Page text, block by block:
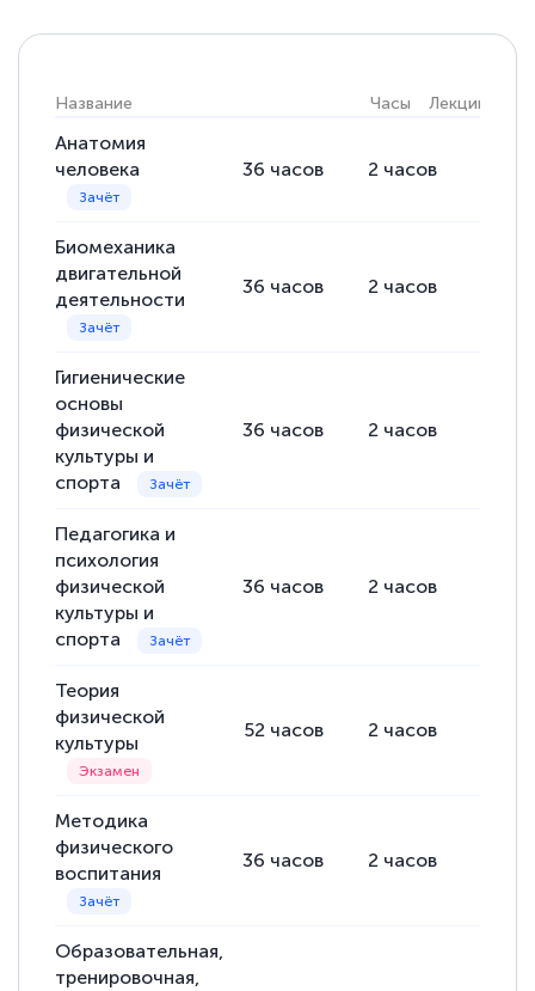
Название Часы Лекции
Анатомия
человека
36 часов 2 часов
Биомеханика
двигательной
деятельности
36 часов 2 часов
Гигиенические
основы
физической
культуры и
спорта
36 часов 2 часов
Педагогика и
психология
физической
культуры и
спорта
36 часов 2 часов
Теория
физической
культуры
52 часов 2 часов
Методика
физического
воспитания
36 часов 2 часов
Образовательная,
тренировочная,